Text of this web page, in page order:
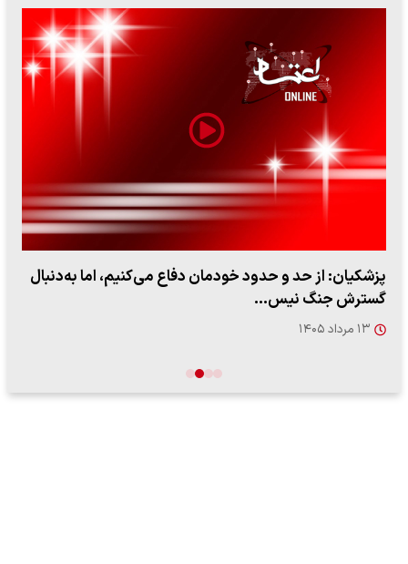
پزشکیان: از حد و حدود خودمان دفاع می‌کنیم، اما به‌دنبال
گسترش جنگ نیس…
۱۳ مرداد ۱۴۰۵